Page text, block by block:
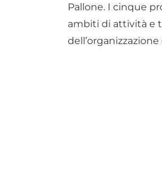
Pallone. I cinque
ambiti di attività e